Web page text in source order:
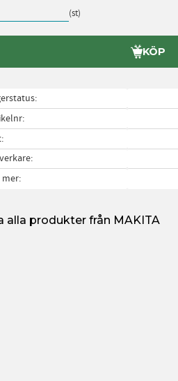
st
KÖP
mer
alla produkter från MAKITA